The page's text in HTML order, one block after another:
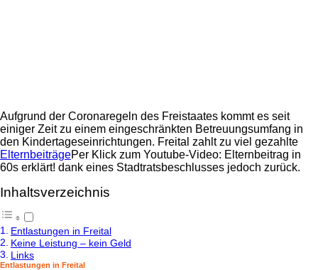
Aufgrund der Coronaregeln des Freistaates kommt es seit
einiger Zeit zu einem eingeschränkten Betreuungsumfang in
den Kindertageseinrichtungen. Freital zahlt zu viel gezahlte
ElternbeiträgePer Klick zum Youtube-Video: Elternbeitrag in
60s erklärt! dank eines Stadtratsbeschlusses jedoch zurück.
Inhaltsverzeichnis
Entlastungen in Freital
Keine Leistung – kein Geld
Links
Entlastungen in Freital